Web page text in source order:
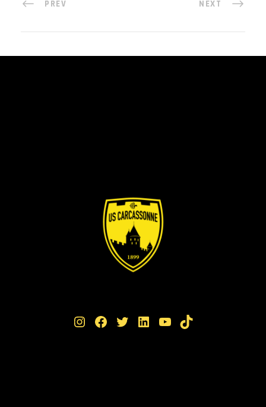
PREV NEXT
Instagram Facebook Twitter LinkedIn YouTube TikTok